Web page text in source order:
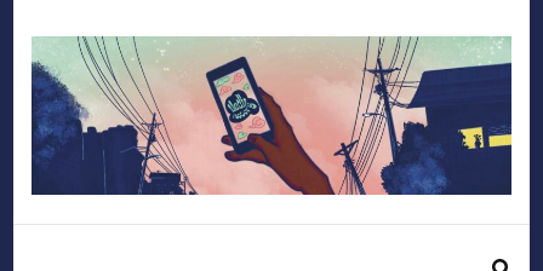
Mediafactory – Le